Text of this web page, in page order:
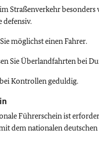
im Straßenverkehr
defensiv.
möglichst einen Fahrer.
Sie Überlandfahrten bei
bei Kontrollen geduldig.
Führerschein ist
dem nationalen